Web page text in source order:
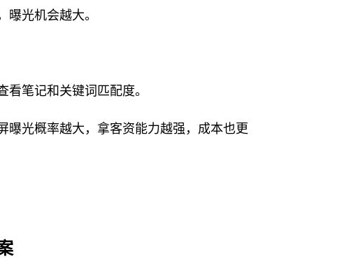
光机会越大。
笔记和关键词匹配度。
曝光概率越大，拿客资能力越强，成本也更